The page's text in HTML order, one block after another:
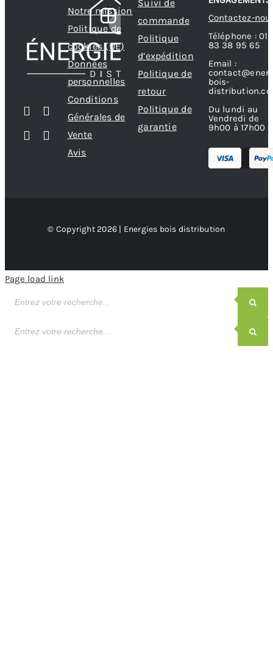
Notre mission
Politique de
cookies (UE)
Données
personnelles
Conditions
Générales de
Vente
Avis
Suivi de
commande
Politique
d’expédition
Politique de
retour
Politique de
garantie
Contactez-
Téléphone : 01
83 38 95 65
Email :
bois-
Du lundi au
Vendredi de
9h00 à 17h00
© Copyright 2026 | Energies bois distribution
Page load link
de
de